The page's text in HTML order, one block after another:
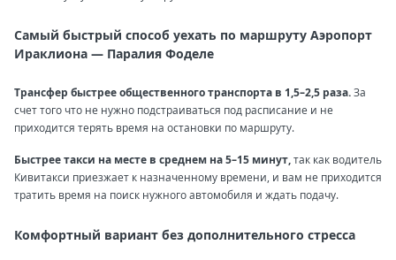
Самый быстрый способ уехать по маршруту Аэропорт
Ираклиона — Паралия Фоделе
Трансфер быстрее общественного транспорта в 1,5–2,5 раза.За
счет того что не нужно подстраиваться под расписание и не
приходится терять время на остановки по маршруту.
Быстрее такси на месте в среднем на 5–15 минут,так как водитель
Кивитакси приезжает к назначенному времени, и вам не приходится
тратить время на поиск нужного автомобиля и ждать подачу.
Комфортный вариант без дополнительного стресса